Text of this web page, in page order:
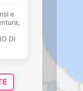
e
DI